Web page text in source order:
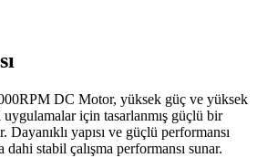
DC Motor, yüksek güç ve yüksek
için tasarlanmış güçlü bir
yapısı ve güçlü performansı
dahi stabil çalışma performansı sunar.